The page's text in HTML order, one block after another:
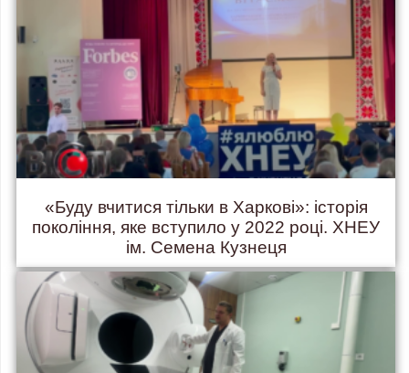
«Буду вчитися тільки в Харкові»: історія
покоління, яке вступило у 2022 році. ХНЕУ
ім. Семена Кузнеця